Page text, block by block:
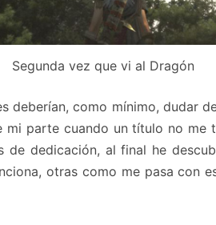
Segunda vez que vi al Dragón
deberían, como mínimo, dudar
parte cuando un título no me
de dedicación, al final he
otras como me pasa con